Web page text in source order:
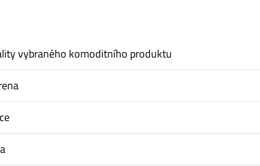
vybraného komoditního produktu